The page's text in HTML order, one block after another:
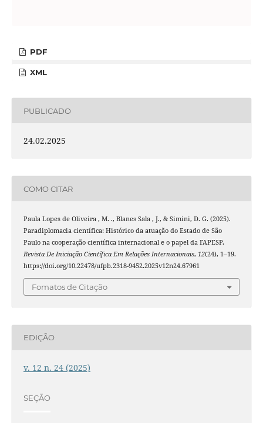
PDF
XML
PUBLICADO
24.02.2025
COMO CITAR
Paula Lopes de Oliveira , M. ., Blanes Sala , J., & Simini, D. G. (2025).
Paradiplomacia científica: Histórico da atuação do Estado de São
Paulo na cooperação científica internacional e o papel da FAPESP.
Revista De Iniciação Científica Em Relações Internacionais, 12(24), 1–19.
https://doi.org/10.22478/ufpb.2318-9452.2025v12n24.67961
Fomatos de Citação
EDIÇÃO
v. 12 n. 24 (2025)
SEÇÃO